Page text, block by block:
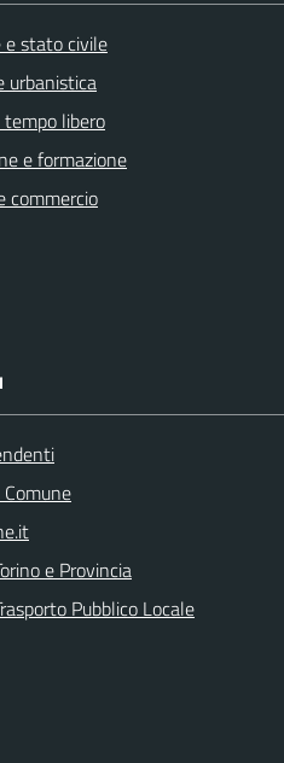
e stato civile
urbanistica
libero
e formazione
commercio
e Provincia
Pubblico Locale